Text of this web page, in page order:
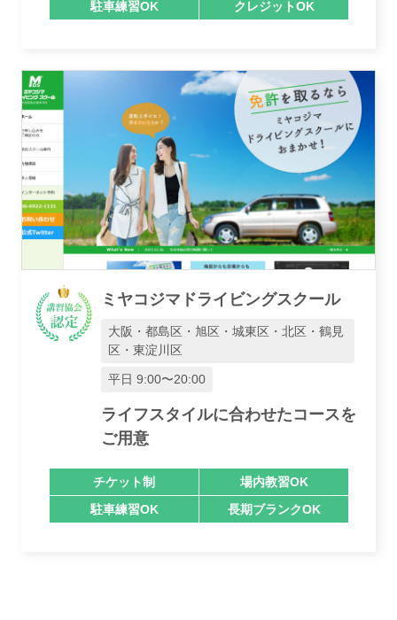
駐車練習OK
クレジットOK
ミヤコジマドライビングスクール
大阪・都島区・旭区・城東区・北区・鶴見
区・東淀川区
平日 9:00〜20:00
ライフスタイルに合わせたコースを
ご用意
チケット制
場内教習OK
駐車練習OK
長期ブランクOK